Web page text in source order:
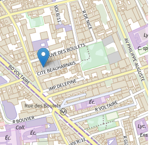
Chargement de la carte...